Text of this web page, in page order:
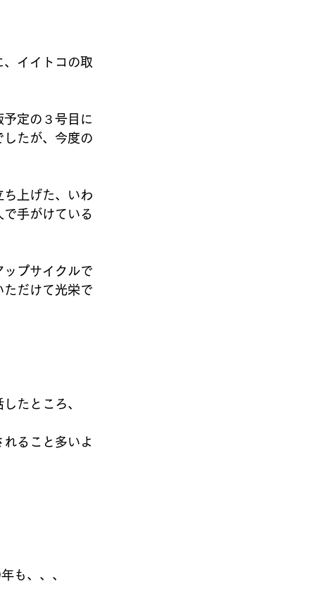
イイトコの取
予定の３号目に
たが、今度の
上げた、いわ
手がけている
プサイクルで
だけて光栄で
たところ、
ること多いよ
も、、、